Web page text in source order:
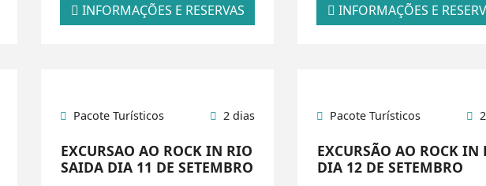
INFORMAÇÕES E RESERVAS INFORMAÇÕES E
Pacote Turísticos 2 dias
EXCURSAO AO ROCK IN RIO
SAIDA DIA 11 DE SETEMBRO
Pacote Turísticos
EXCURSÃO AO ROCK IN
DIA 12 DE SETEMBRO